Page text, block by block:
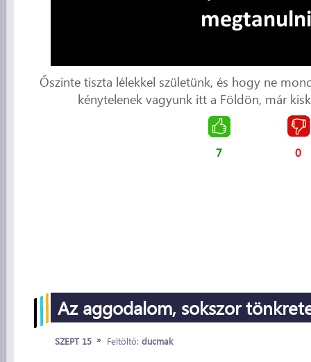
Őszinte tiszta lélekkel születünk, és hogy ne
kénytelenek vagyunk itt a Földön, már
7 0
Az aggodalom, sokszor
SZEPT 15 » Feltöltő: ducmak